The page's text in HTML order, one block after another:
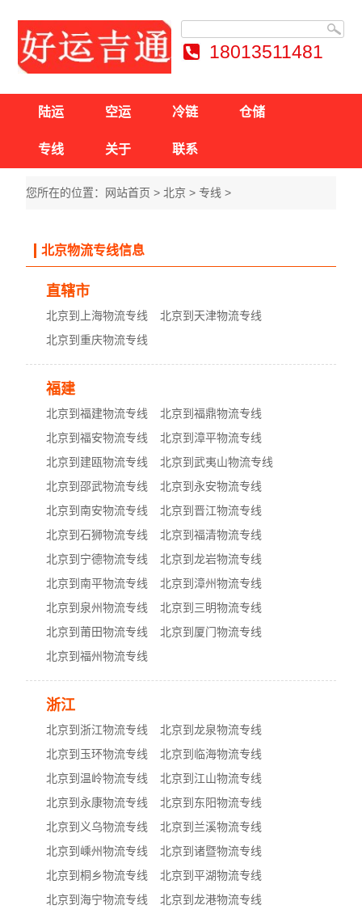
18013511481
陆运 空运 冷链 仓储
专线 关于 联系
您所在的位置： 网站首页 >北京 >专线 >
北京物流专线信息
直辖市
北京到上海物流专线
北京到天津物流专线
北京到重庆物流专线
福建
北京到福建物流专线
北京到福鼎物流专线
北京到福安物流专线
北京到漳平物流专线
北京到建瓯物流专线
北京到武夷山物流专线
北京到邵武物流专线
北京到永安物流专线
北京到南安物流专线
北京到晋江物流专线
北京到石狮物流专线
北京到福清物流专线
北京到宁德物流专线
北京到龙岩物流专线
北京到南平物流专线
北京到漳州物流专线
北京到泉州物流专线
北京到三明物流专线
北京到莆田物流专线
北京到厦门物流专线
北京到福州物流专线
浙江
北京到浙江物流专线
北京到龙泉物流专线
北京到玉环物流专线
北京到临海物流专线
北京到温岭物流专线
北京到江山物流专线
北京到永康物流专线
北京到东阳物流专线
北京到义乌物流专线
北京到兰溪物流专线
北京到嵊州物流专线
北京到诸暨物流专线
北京到桐乡物流专线
北京到平湖物流专线
北京到海宁物流专线
北京到龙港物流专线